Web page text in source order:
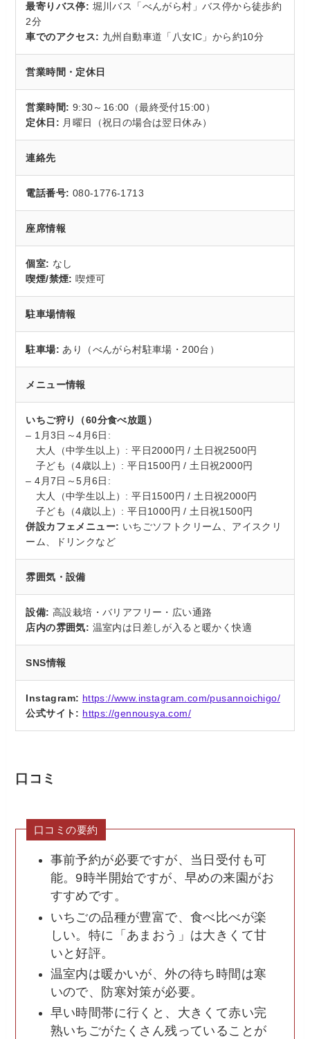
最寄りバス停: 堀川バス「べんがら村」バス停から徒歩約
2分
車でのアクセス: 九州自動車道「八女IC」から約10分
営業時間・定休日
営業時間: 9:30～16:00（最終受付15:00）
定休日: 月曜日（祝日の場合は翌日休み）
連絡先
電話番号: 080-1776-1713
座席情報
個室: なし
喫煙/禁煙: 喫煙可
駐車場情報
駐車場: あり（べんがら村駐車場・200台）
メニュー情報
いちご狩り（60分食べ放題）
– 1月3日～4月6日:
大人（中学生以上）: 平日2000円 / 土日祝2500円
子ども（4歳以上）: 平日1500円 / 土日祝2000円
– 4月7日～5月6日:
大人（中学生以上）: 平日1500円 / 土日祝2000円
子ども（4歳以上）: 平日1000円 / 土日祝1500円
併設カフェメニュー: いちごソフトクリーム、アイスクリ
ーム、ドリンクなど
雰囲気・設備
設備: 高設栽培・バリアフリー・広い通路
店内の雰囲気: 温室内は日差しが入ると暖かく快適
SNS情報
Instagram: https://www.instagram.com/pusannoichigo/
公式サイト: https://gennousya.com/
口コミ
口コミの要約
事前予約が必要ですが、当日受付も可
能。9時半開始ですが、早めの来園がお
すすめです。
いちごの品種が豊富で、食べ比べが楽
しい。特に「あまおう」は大きくて甘
いと好評。
温室内は暖かいが、外の待ち時間は寒
いので、防寒対策が必要。
早い時間帯に行くと、大きくて赤い完
熟いちごがたくさん残っていることが